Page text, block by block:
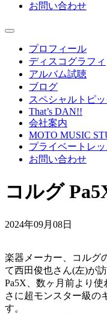
お問い合わせ
プロフィール
ディスコグラフィ
アルバム試聴
ブログ
スペシャルトピッ
That’s DAN!!
会社案内
MOTO MUSIC
プライベートレ
お問い合わせ
コルグ
2024年09月08日
楽器メーカー、コルグ
て西田俊也さん(左)が
Pa5X、数ヶ月前より
さに超モンスター級の
す。